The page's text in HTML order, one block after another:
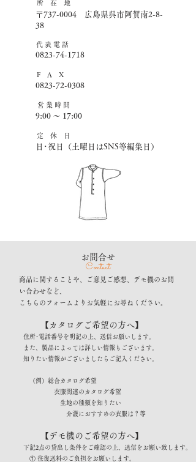
所 在 地
〒737-0004 広島県呉市阿賀南2-8-
38
​代 表 電 話
0823-74-1718
F A X
0823-72-0308
営 業 時 間
9:00 ～ 17:00
​定 休 日
日･祝日（土曜日はSNS等編集日）
​お問合せ
Contact
商品に関することや、ご意見ご感想、デモ機のお問
い合わせなど、
こちらのフォームよりお気軽にお尋ねください。
【カタログご希望の方へ】
住所･電話番号を明記の上、送信お願いします。
また、製品によっては詳しい情報もございます。
知りたい情報がございましたらご記入ください。
（例）総合カタログ希望
衣服関連のカタログ希望
生地の種類を知りたい
介護におすすめの衣服は？等
【デモ機のご希望の方へ】
下記2点の貸出し条件をご確認の上、送信をお願い致します。
① 往復送料のご負担をお願いします。